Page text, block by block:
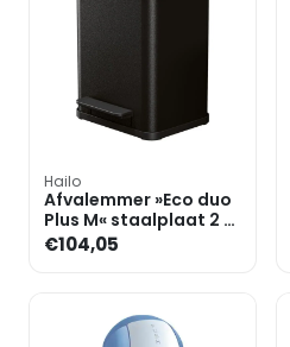
Hailo
Afvalemmer »Eco duo
Plus M« staalplaat 2 x
9 liter
€104,05